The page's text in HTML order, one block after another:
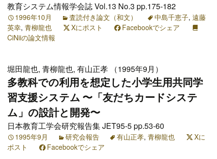
教育システム情報学会誌 Vol.13 No.3 pp.175-182
1996年10月 査読付き論文（和文） 中島千恵子, 遠藤
英幸, 青柳龍也 Xにポスト
Facebookでシェア
CiNiiの論文情報
堀田龍也, 青柳龍也, 有山正孝 （1995年9月）
多教科での利用を想定した小学生用共同学
習支援システム 〜「友だちカードシステ
ム」の設計と開発〜
日本教育工学会研究報告集 JET95-5 pp.53-60
1995年9月 研究会報告 有山正孝, 青柳龍也
Xに
ポスト
Facebookでシェア